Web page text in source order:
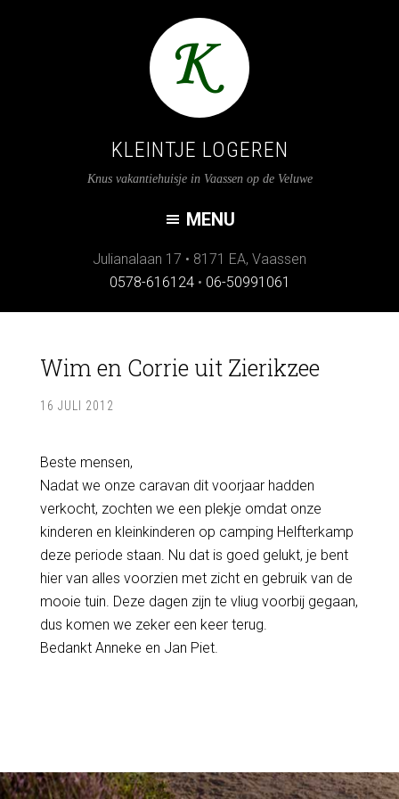
KLEINTJE LOGEREN
Knus vakantiehuisje in Vaassen op de Veluwe
Julianalaan 17 • 8171 EA, Vaassen
0578-616124 • 06-50991061
Wim en Corrie uit Zierikzee
16 JULI 2012
Beste mensen,
Nadat we onze caravan dit voorjaar hadden
verkocht, zochten we een plekje omdat onze
kinderen en kleinkinderen op camping Helfterkamp
deze periode staan. Nu dat is goed gelukt, je bent
hier van alles voorzien met zicht en gebruik van de
mooie tuin. Deze dagen zijn te vliug voorbij gegaan,
dus komen we zeker een keer terug.
Bedankt Anneke en Jan Piet.